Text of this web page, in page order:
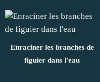
Enraciner les branches de
figuier dans l'eau